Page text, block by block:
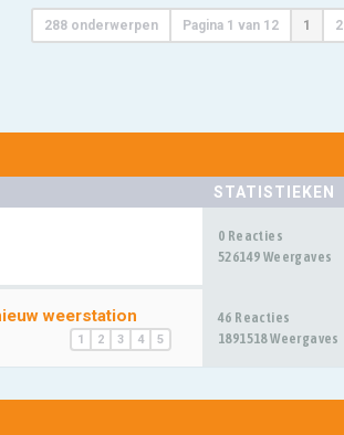
288 onderwerpen Pagina 1 van 12 1 2
STATISTIEKEN
0 Reacties
526149 Weergaves
weerstation
1 2 3 4 5
46 Reacties
1891518 Weergaves